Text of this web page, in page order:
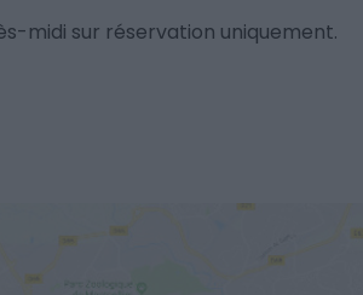
midi sur réservation uniquement.